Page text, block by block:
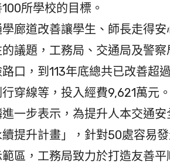
所學校的目標。
廊道改善讓學生、師長走得
議題，工務局、交通局及警
口，到113年底總共已改善超
穿線等，投入經費9,621萬元。
一步表示，為提升人本交通
提升計畫」，針對50處容易
區，工務局致力於打造友善